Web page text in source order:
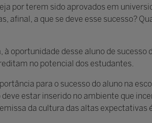
por terem sido aprovados em
afinal, a que se deve esse sucesso?
oportunidade desse aluno de sucesso
no potencial dos estudantes.
para o sucesso do aluno na
estar inserido no ambiente que
da cultura das altas expectativas